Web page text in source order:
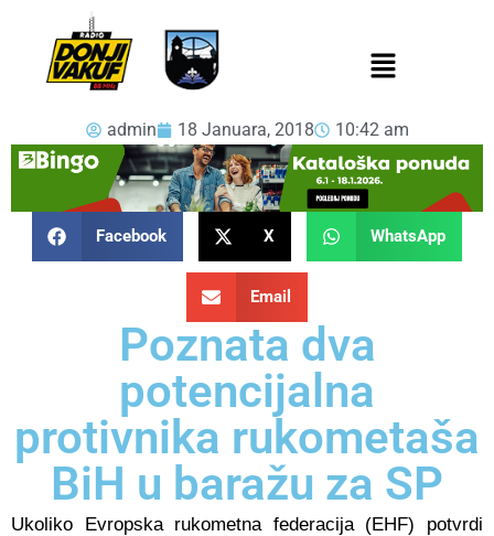
admin 18 Januara, 2018 10:42 am
Facebook X WhatsApp
Email
Poznata dva
potencijalna
protivnika rukometaša
BiH u baražu za SP
Ukoliko Evropska rukometna federacija (EHF) potvrdi